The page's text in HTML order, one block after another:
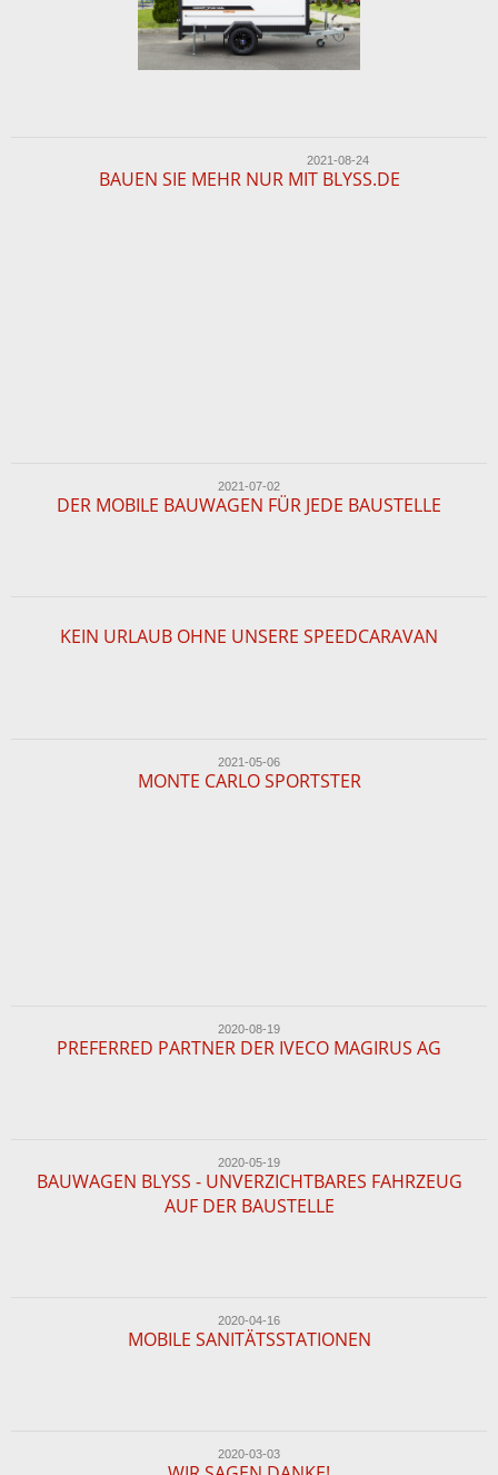
2021-08-24
BAUEN SIE MEHR NUR MIT BLYSS.DE
2021-07-02
DER MOBILE BAUWAGEN FÜR JEDE BAUSTELLE
KEIN URLAUB OHNE UNSERE SPEEDCARAVAN
2021-05-06
MONTE CARLO SPORTSTER
2020-08-19
PREFERRED PARTNER DER IVECO MAGIRUS AG
2020-05-19
BAUWAGEN BLYSS - UNVERZICHTBARES FAHRZEUG
AUF DER BAUSTELLE
2020-04-16
MOBILE SANITÄTSSTATIONEN
2020-03-03